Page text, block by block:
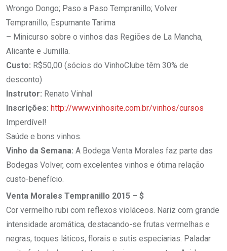
Wrongo Dongo; Paso a Paso Tempranillo; Volver
Tempranillo; Espumante Tarima
– Minicurso sobre o vinhos das Regiões de La Mancha,
Alicante e Jumilla.
Custo: R$50,00 (sócios do VinhoClube têm 30% de
desconto)
Instrutor: Renato Vinhal
Inscrições: http://www.vinhosite.com.br/vinhos/cursos
Imperdível!
Saúde e bons vinhos.
Vinho da Semana: A Bodega Venta Morales faz parte das
Bodegas Volver, com excelentes vinhos e ótima relação
custo-benefício.
Venta Morales Tempranillo 2015 – $
Cor vermelho rubi com reflexos violáceos. Nariz com grande
intensidade aromática, destacando-se frutas vermelhas e
negras, toques láticos, florais e sutis especiarias. Paladar